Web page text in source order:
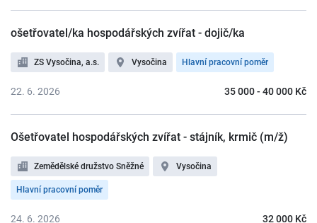
ošetřovatel/ka hospodářských zvířat - dojič/ka
ZS Vysočina, a.s. Vysočina Hlavní pracovní poměr
35 000 - 40 000 Kč
22. 6. 2026
Ošetřovatel hospodářských zvířat - stájník, krmič (m/ž)
Zemědělské družstvo Sněžné Vysočina
Hlavní pracovní poměr
32 000 Kč
24. 6. 2026